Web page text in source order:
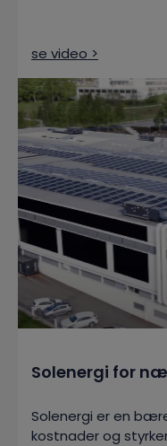
se video >
Solenergi for
Solenergi er en
kostnader og